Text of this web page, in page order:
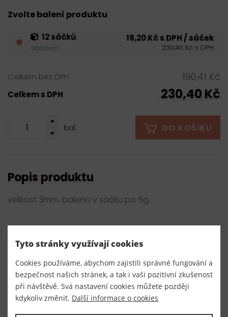
Zvolte balení produktu
12 sáčků
skladem
19,20 Kč s DPH / sáček
230,40 Kč s DPH
Celkem bez DPH 190,41 Kč
Celkem s DPH 230,40 Kč
bal. DO KOŠÍKU
Popis produktu
velikost 3mm, baleno v sáčku po 5g.
Parametry
300041/771
Dodavatel
TKACZIK s.r.o.
Tyto stránky využívají cookies
Cookies používáme, abychom zajistili správné fungování a
bezpečnost našich stránek, a tak i vaši pozitivní zkušenost
při návštěvě. Svá nastavení cookies můžete později
kdykoliv změnit. Další informace o cookies